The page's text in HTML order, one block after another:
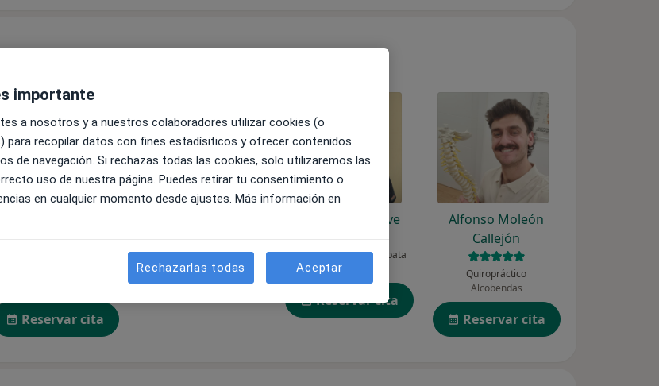
Reservar cita
Fisioterapeuta
Las Palmas de Gran Canaria
Bet Roura Esteve
Fisioterapeuta, Osteópata
Mataró
Reservar cita
Alfonso Moleón
Callejón
Quiropráctico
Alcobendas
Reservar cita
importante
a nosotros y a nuestros colaboradores utilizar cookies (o
para recopilar datos con fines estadísiticos y ofrecer contenidos
de navegación. Si rechazas todas las cookies, solo utilizaremos las
uso de nuestra página. Puedes retirar tu consentimiento o
en cualquier momento desde ajustes. Más información en
Rechazarlas todas Aceptar